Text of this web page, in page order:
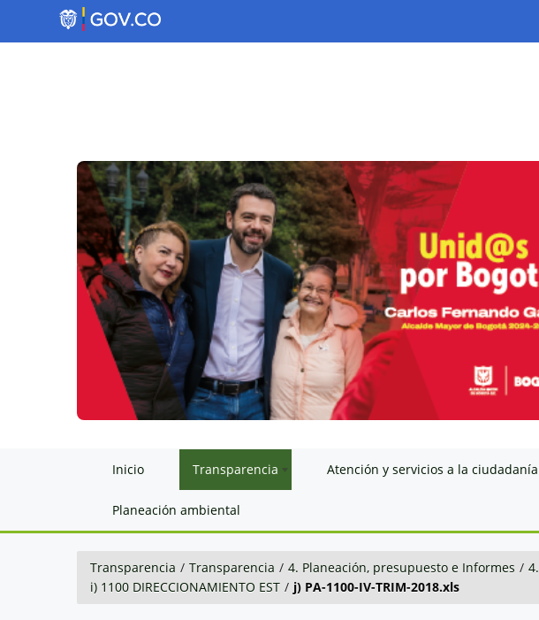
Inicio Transparencia Atención y servicios a la ciudadanía
Planeación ambiental
Transparencia / Transparencia / 4. Planeación, presupuesto e Informes /
i) 1100 DIRECCIONAMIENTO EST / j) PA-1100-IV-TRIM-2018.xls